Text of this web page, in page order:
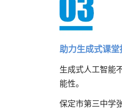
助力生成式课堂
生成式人工智能
能性。
保定市第三中学